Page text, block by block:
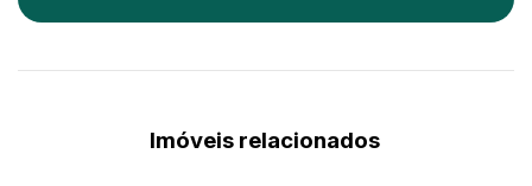
Imóveis relacionados